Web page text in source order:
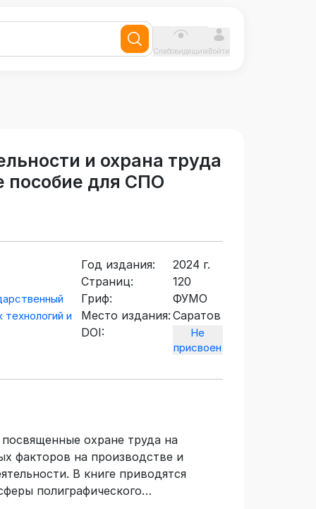
СлабовидящимВойти
и охрана труда
пособие для СПО
и
Год издания:
2024 г.
Страниц:
120
Гриф:
ФУМО
Место издания: Саратов
DOI:
Не
присвоен
охране труда на
факторов на производстве и
В книге приводятся
полиграфического